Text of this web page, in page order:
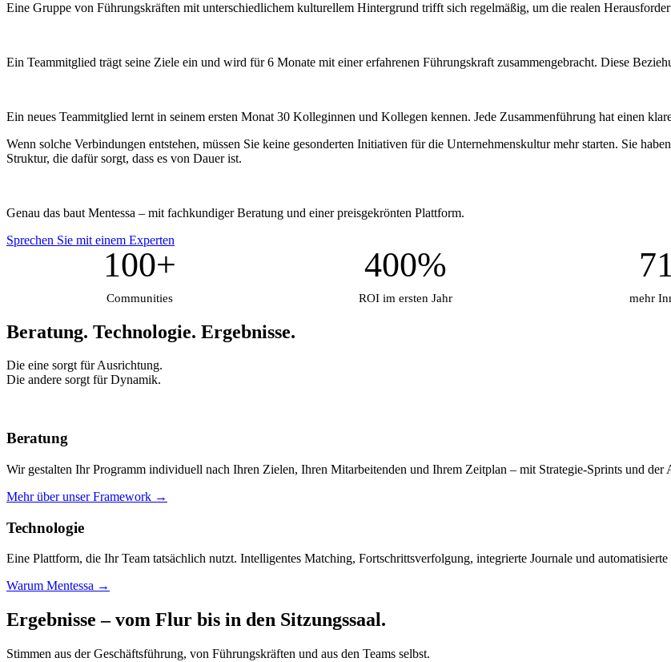
Eine Gruppe von Führungskräften mit unterschiedlichem kulturellem Hintergrund trifft sich regelmäßig, um die realen
Ein Teammitglied trägt seine Ziele ein und wird für 6 Monate mit einer erfahrenen Führungskraft zusammengebracht. Diese
Ein neues Teammitglied lernt in seinem ersten Monat 30 Kolleginnen und Kollegen kennen. Jede Zusammenführung hat einen
Wenn solche Verbindungen entstehen, müssen Sie keine gesonderten Initiativen für die Unternehmenskultur mehr starten. Sie
Struktur, die dafür sorgt, dass es von Dauer ist.
Genau das baut Mentessa – mit fachkundiger Beratung und einer preisgekrönten Plattform.
Sprechen Sie mit einem Experten
100+
Communities
400%
ROI im ersten Jahr mehr
Beratung. Technologie. Ergebnisse.
Die eine sorgt für Ausrichtung.
Die andere sorgt für Dynamik.
Beratung
Wir gestalten Ihr Programm individuell nach Ihren Zielen, Ihren Mitarbeitenden und Ihrem Zeitplan – mit Strategie-Sprints und der
Mehr über unser Framework →
Technologie
Eine Plattform, die Ihr Team tatsächlich nutzt. Intelligentes Matching, Fortschrittsverfolgung, integrierte Journale und
Warum Mentessa →
Ergebnisse – vom Flur bis in den Sitzungssaal.
Stimmen aus der Geschäftsführung, von Führungskräften und aus den Teams selbst.